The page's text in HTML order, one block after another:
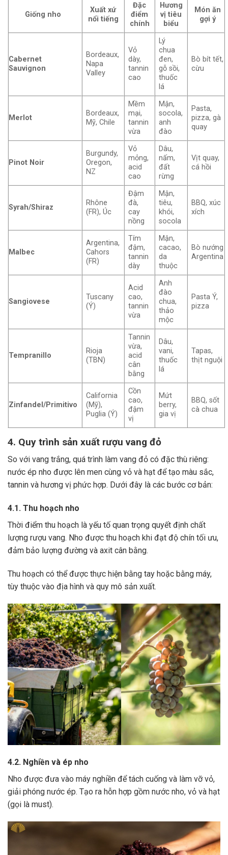
Giống nho
Xuất xứ
nổi tiếng
Đặc
điểm
chính
Hương
vị tiêu
biểu
Món ăn
gợi ý
Cabernet
Sauvignon
Bordeaux,
Napa
Valley
Vỏ
dày,
tannin
cao
Lý
chua
đen,
gỗ sồi,
thuốc
lá
Bò bít tết,
cừu
Merlot
Bordeaux,
Mỹ, Chile
Mềm
mại,
tannin
vừa
Mận,
socola,
anh
đào
Pasta,
pizza, gà
quay
Pinot Noir
Burgundy,
Oregon,
NZ
Vỏ
mỏng,
acid
cao
Dâu,
nấm,
đất
rừng
Vịt quay,
cá hồi
Syrah/Shiraz
Rhône
(FR), Úc
Đậm
đà,
cay
nồng
Mận,
tiêu,
khói,
socola
BBQ, xúc
xích
Malbec
Argentina,
Cahors
(FR)
Tím
đậm,
tannin
dày
Mận,
cacao,
da
thuộc
Bò nướng
Argentina
Sangiovese
Tuscany
(Ý)
Acid
cao,
tannin
vừa
Anh
đào
chua,
thảo
mộc
Pasta Ý,
pizza
Tempranillo
Rioja
(TBN)
Tannin
vừa,
acid
cân
bằng
Dâu,
vani,
thuốc
lá
Tapas,
thịt nguội
Zinfandel/Primitivo
California
(Mỹ),
Puglia (Ý)
Cồn
cao,
đậm
vị
Mứt
berry,
gia vị
BBQ, sốt
cà chua
4. Quy trình sản xuất rượu vang đỏ
So với vang trắng, quá trình làm vang đỏ có đặc thù riêng:
nước ép nho được lên men cùng vỏ và hạt để tạo màu sắc,
tannin và hương vị phức hợp. Dưới đây là các bước cơ bản:
4.1. Thu hoạch nho
Thời điểm thu hoạch là yếu tố quan trọng quyết định chất
lượng rượu vang. Nho được thu hoạch khi đạt độ chín tối ưu,
đảm bảo lượng đường và axit cân bằng.
Thu hoạch có thể được thực hiện bằng tay hoặc bằng máy,
tùy thuộc vào địa hình và quy mô sản xuất.
4.2. Nghiền và ép nho
Nho được đưa vào máy nghiền để tách cuống và làm vỡ vỏ,
giải phóng nước ép. Tạo ra hỗn hợp gồm nước nho, vỏ và hạt
(gọi là must).